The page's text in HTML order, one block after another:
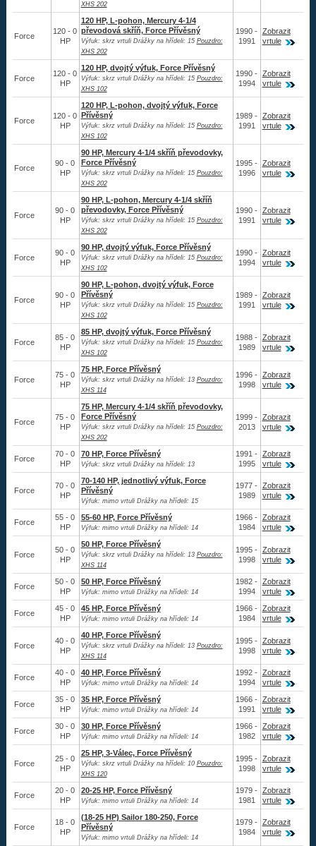
Force
Evinrude
Z-náhon
Vrtule
Redukční pouzdra XHS
Kontakty
Nákupní řád
Reklamační řád
733 327 427
XHS 202
Force
120 - 0
HP
120 HP, L-pohon, Mercury 4-1/4
převodová skříň, Force Přívěsný
Výfuk: skrz vrtuli Drážky na hřídeli: 15 Pouzdro:
XHS 202
1990 -
1991
Zobrazit
vrtule
Force
120 - 0
HP
120 HP, dvojtý výfuk, Force Přívěsný
Výfuk: skrz vrtuli Drážky na hřídeli: 15 Pouzdro:
XHS 102
1990 -
1994
Zobrazit
vrtule
Force
120 - 0
HP
120 HP, L-pohon, dvojtý výfuk, Force
Přívěsný
Výfuk: skrz vrtuli Drážky na hřídeli: 15 Pouzdro:
XHS 102
1989 -
1991
Zobrazit
vrtule
Force
90 - 0
HP
90 HP, Mercury 4-1/4 skříň převodovky,
Force Přívěsný
Výfuk: skrz vrtuli Drážky na hřídeli: 15 Pouzdro:
XHS 202
1995 -
1996
Zobrazit
vrtule
Force
90 - 0
HP
90 HP, L-pohon, Mercury 4-1/4 skříň
převodovky, Force Přívěsný
Výfuk: skrz vrtuli Drážky na hřídeli: 15 Pouzdro:
XHS 202
1990 -
1991
Zobrazit
vrtule
Force
90 - 0
HP
90 HP, dvojtý výfuk, Force Přívěsný
Výfuk: skrz vrtuli Drážky na hřídeli: 15 Pouzdro:
XHS 102
1990 -
1994
Zobrazit
vrtule
Force
90 - 0
HP
90 HP, L-pohon, dvojtý výfuk, Force
Přívěsný
Výfuk: skrz vrtuli Drážky na hřídeli: 15 Pouzdro:
XHS 102
1989 -
1991
Zobrazit
vrtule
Force
85 - 0
HP
85 HP, dvojtý výfuk, Force Přívěsný
Výfuk: skrz vrtuli Drážky na hřídeli: 15 Pouzdro:
XHS 102
1988 -
1989
Zobrazit
vrtule
Force
75 - 0
HP
75 HP, Force Přívěsný
Výfuk: skrz vrtuli Drážky na hřídeli: 13 Pouzdro:
XHS 114
1996 -
1998
Zobrazit
vrtule
Force
75 - 0
HP
75 HP, Mercury 4-1/4 skříň převodovky,
Force Přívěsný
Výfuk: skrz vrtuli Drážky na hřídeli: 15 Pouzdro:
XHS 202
1999 -
2013
Zobrazit
vrtule
Force
70 - 0
HP
70 HP, Force Přívěsný
Výfuk: skrz vrtuli Drážky na hřídeli: 13
1991 -
1995
Zobrazit
vrtule
Force
70 - 0
HP
70-140 HP, jednotlivý výfuk, Force
Přívěsný
Výfuk: mimo vrtuli Drážky na hřídeli: 15
1977 -
1989
Zobrazit
vrtule
Force
55 - 0
HP
55-60 HP, Force Přívěsný
Výfuk: mimo vrtuli Drážky na hřídeli: 14
1966 -
1984
Zobrazit
vrtule
Force
50 - 0
HP
50 HP, Force Přívěsný
Výfuk: skrz vrtuli Drážky na hřídeli: 13 Pouzdro:
XHS 114
1995 -
1998
Zobrazit
vrtule
Force
50 - 0
HP
50 HP, Force Přívěsný
Výfuk: mimo vrtuli Drážky na hřídeli: 14
1982 -
1994
Zobrazit
vrtule
Force
45 - 0
HP
45 HP, Force Přívěsný
Výfuk: mimo vrtuli Drážky na hřídeli: 14
1966 -
1984
Zobrazit
vrtule
Force
40 - 0
HP
40 HP, Force Přívěsný
Výfuk: skrz vrtuli Drážky na hřídeli: 13 Pouzdro:
XHS 114
1995 -
1998
Zobrazit
vrtule
Force
40 - 0
HP
40 HP, Force Přívěsný
Výfuk: mimo vrtuli Drážky na hřídeli: 14
1992 -
1994
Zobrazit
vrtule
Force
35 - 0
HP
35 HP, Force Přívěsný
Výfuk: mimo vrtuli Drážky na hřídeli: 14
1966 -
1991
Zobrazit
vrtule
Force
30 - 0
HP
30 HP, Force Přívěsný
Výfuk: mimo vrtuli Drážky na hřídeli: 14
1966 -
1982
Zobrazit
vrtule
Force
25 - 0
HP
25 HP, 3-Válec, Force Přívěsný
Výfuk: skrz vrtuli Drážky na hřídeli: 10 Pouzdro:
XHS 120
1995 -
1998
Zobrazit
vrtule
Force
20 - 0
HP
20-25 HP, Force Přívěsný
Výfuk: mimo vrtuli Drážky na hřídeli: 14
1979 -
1981
Zobrazit
vrtule
Force
18 - 0
HP
(18-25 HP) Sailor 180-250, Force
Přívěsný
Výfuk: mimo vrtuli Drážky na hřídeli: 14
1979 -
1984
Zobrazit
vrtule